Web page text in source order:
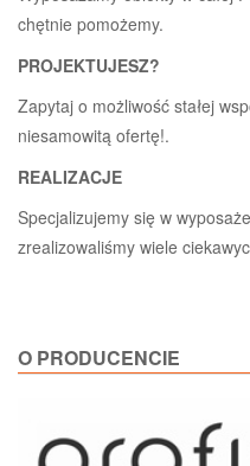
chętnie pomożemy.
PROJEKTUJESZ?
Zapytaj o możliwość stałej
niesamowitą ofertę!.
REALIZACJE
Specjalizujemy się w
zrealizowaliśmy wiele
O PRODUCENCIE